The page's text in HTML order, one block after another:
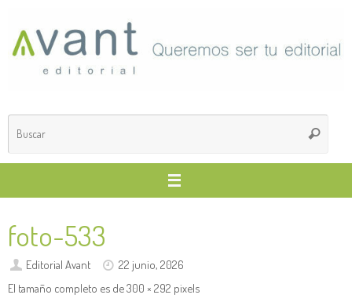
contenido
Buscar
foto-533
Editorial Avant
22 junio, 2026
El tamaño completo es de300 × 292 pixels